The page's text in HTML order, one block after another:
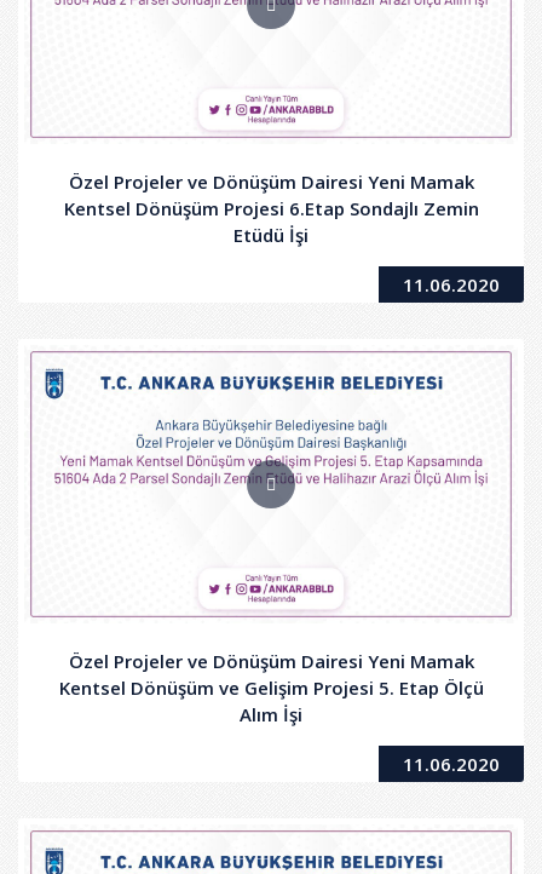
Özel Projeler ve Dönüşüm Dairesi Yeni Mamak
Kentsel Dönüşüm Projesi 6.Etap Sondajlı Zemin
Etüdü İşi
11.06.2020
Özel Projeler ve Dönüşüm Dairesi Yeni Mamak
Kentsel Dönüşüm ve Gelişim Projesi 5. Etap Ölçü
Alım İşi
11.06.2020